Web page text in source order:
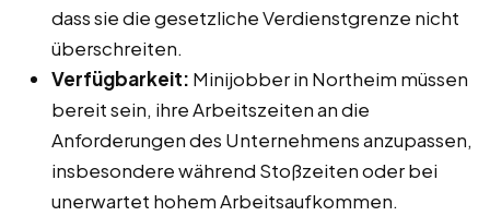
dass sie die gesetzliche Verdienstgrenze nicht
überschreiten.
Verfügbarkeit: Minijobber in Northeim müssen
bereit sein, ihre Arbeitszeiten an die
Anforderungen des Unternehmens anzupassen,
insbesondere während Stoßzeiten oder bei
unerwartet hohem Arbeitsaufkommen.